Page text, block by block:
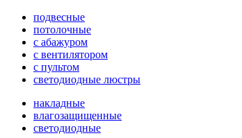
подвесные
потолочные
с абажуром
с вентилятором
с пультом
светодиодные люстры
накладные
влагозащищенные
светодиодные